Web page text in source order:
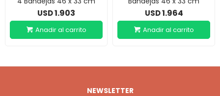
USD1.903 USD1.964
NEWSLETTER